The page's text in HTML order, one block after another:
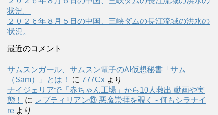
状況。
２０２６年８月５日の中国、三峡ダムの長江流域の洪水の
状況。
最近のコメント
サムスンガール、サムスン電子のAI仮想秘書「サム
（Sam）」とは！
に 777Cx より
ナイジェリアで「赤ちゃん工場」から10人救出 動画や実
態！
に レプティリアン⑬ 悪魔崇拝を覗く - 何もシラナイ
re より